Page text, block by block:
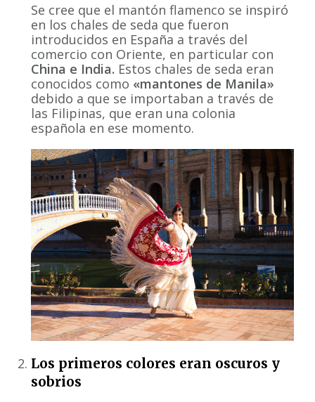
Se cree que el mantón flamenco se inspiró
en los chales de seda que fueron
introducidos en España a través del
comercio con Oriente, en particular con
China e India. Estos chales de seda eran
conocidos como «mantones de Manila»
debido a que se importaban a través de
las Filipinas, que eran una colonia
española en ese momento.
Los primeros colores eran oscuros y
sobrios